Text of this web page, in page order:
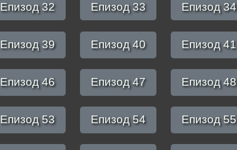
Епизод 32 Епизод 33 Епизод 34
Епизод 39 Епизод 40 Епизод 41
Епизод 46 Епизод 47 Епизод 48
Епизод 53 Епизод 54 Епизод 55